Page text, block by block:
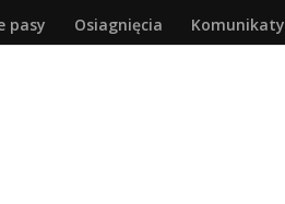
pasy Osiagnięcia Komunikaty